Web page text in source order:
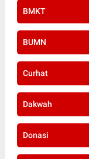
BMKT
BUMN
Curhat
Dakwah
Donasi